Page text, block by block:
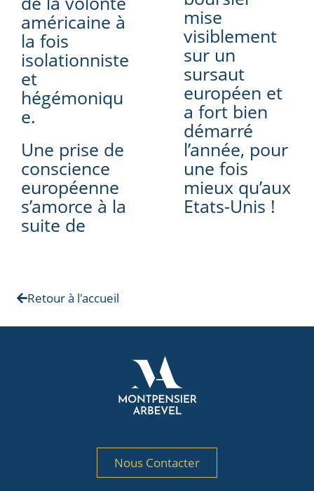
américaine à
la fois
isolationniste
et
hégémoniqu
e.
Une prise de
conscience
européenne
s’amorce à la
suite de
mise
visiblement
sur un
sursaut
européen et
a fort bien
démarré
l’année, pour
une fois
mieux qu’aux
Etats-Unis !
Retour à l'accueil
Nous Contacter